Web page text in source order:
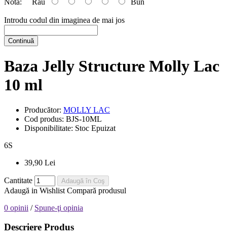
Introdu codul din imaginea de mai jos
Continuă
Baza Jelly Structure Molly Lac
10 ml
Producător: MOLLY LAC
Cod produs: BJS-10ML
Disponibilitate: Stoc Epuizat
6S
39,90 Lei
Cantitate Adaugă în Coş
Adaugă in Wishlist Compară produsul
0 opinii / Spune-ţi opinia
Descriere Produs